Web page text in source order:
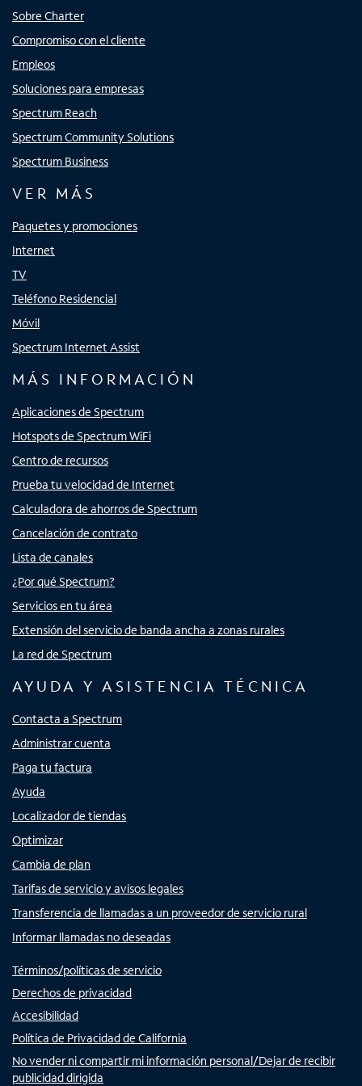
Sobre Charter
Compromiso con el cliente
Empleos
Soluciones para empresas
Spectrum Reach
Spectrum Community Solutions
Spectrum Business
VER MÁS
Paquetes y promociones
Internet
TV
Teléfono Residencial
Móvil
Spectrum Internet Assist
MÁS INFORMACIÓN
Aplicaciones de Spectrum
Hotspots de Spectrum WiFi
Centro de recursos
Prueba tu velocidad de Internet
Calculadora de ahorros de Spectrum
Cancelación de contrato
Lista de canales
¿Por qué Spectrum?
Servicios en tu área
Extensión del servicio de banda ancha a zonas rurales
La red de Spectrum
AYUDA Y ASISTENCIA TÉCNICA
Contacta a Spectrum
Administrar cuenta
Paga tu factura
Ayuda
Localizador de tiendas
Optimizar
Cambia de plan
Tarifas de servicio y avisos legales
Transferencia de llamadas a un proveedor de servicio rural
Informar llamadas no deseadas
Términos/políticas de servicio
Derechos de privacidad
Accesibilidad
Política de Privacidad de California
No vender ni compartir mi información personal/Dejar de recibir
publicidad dirigida